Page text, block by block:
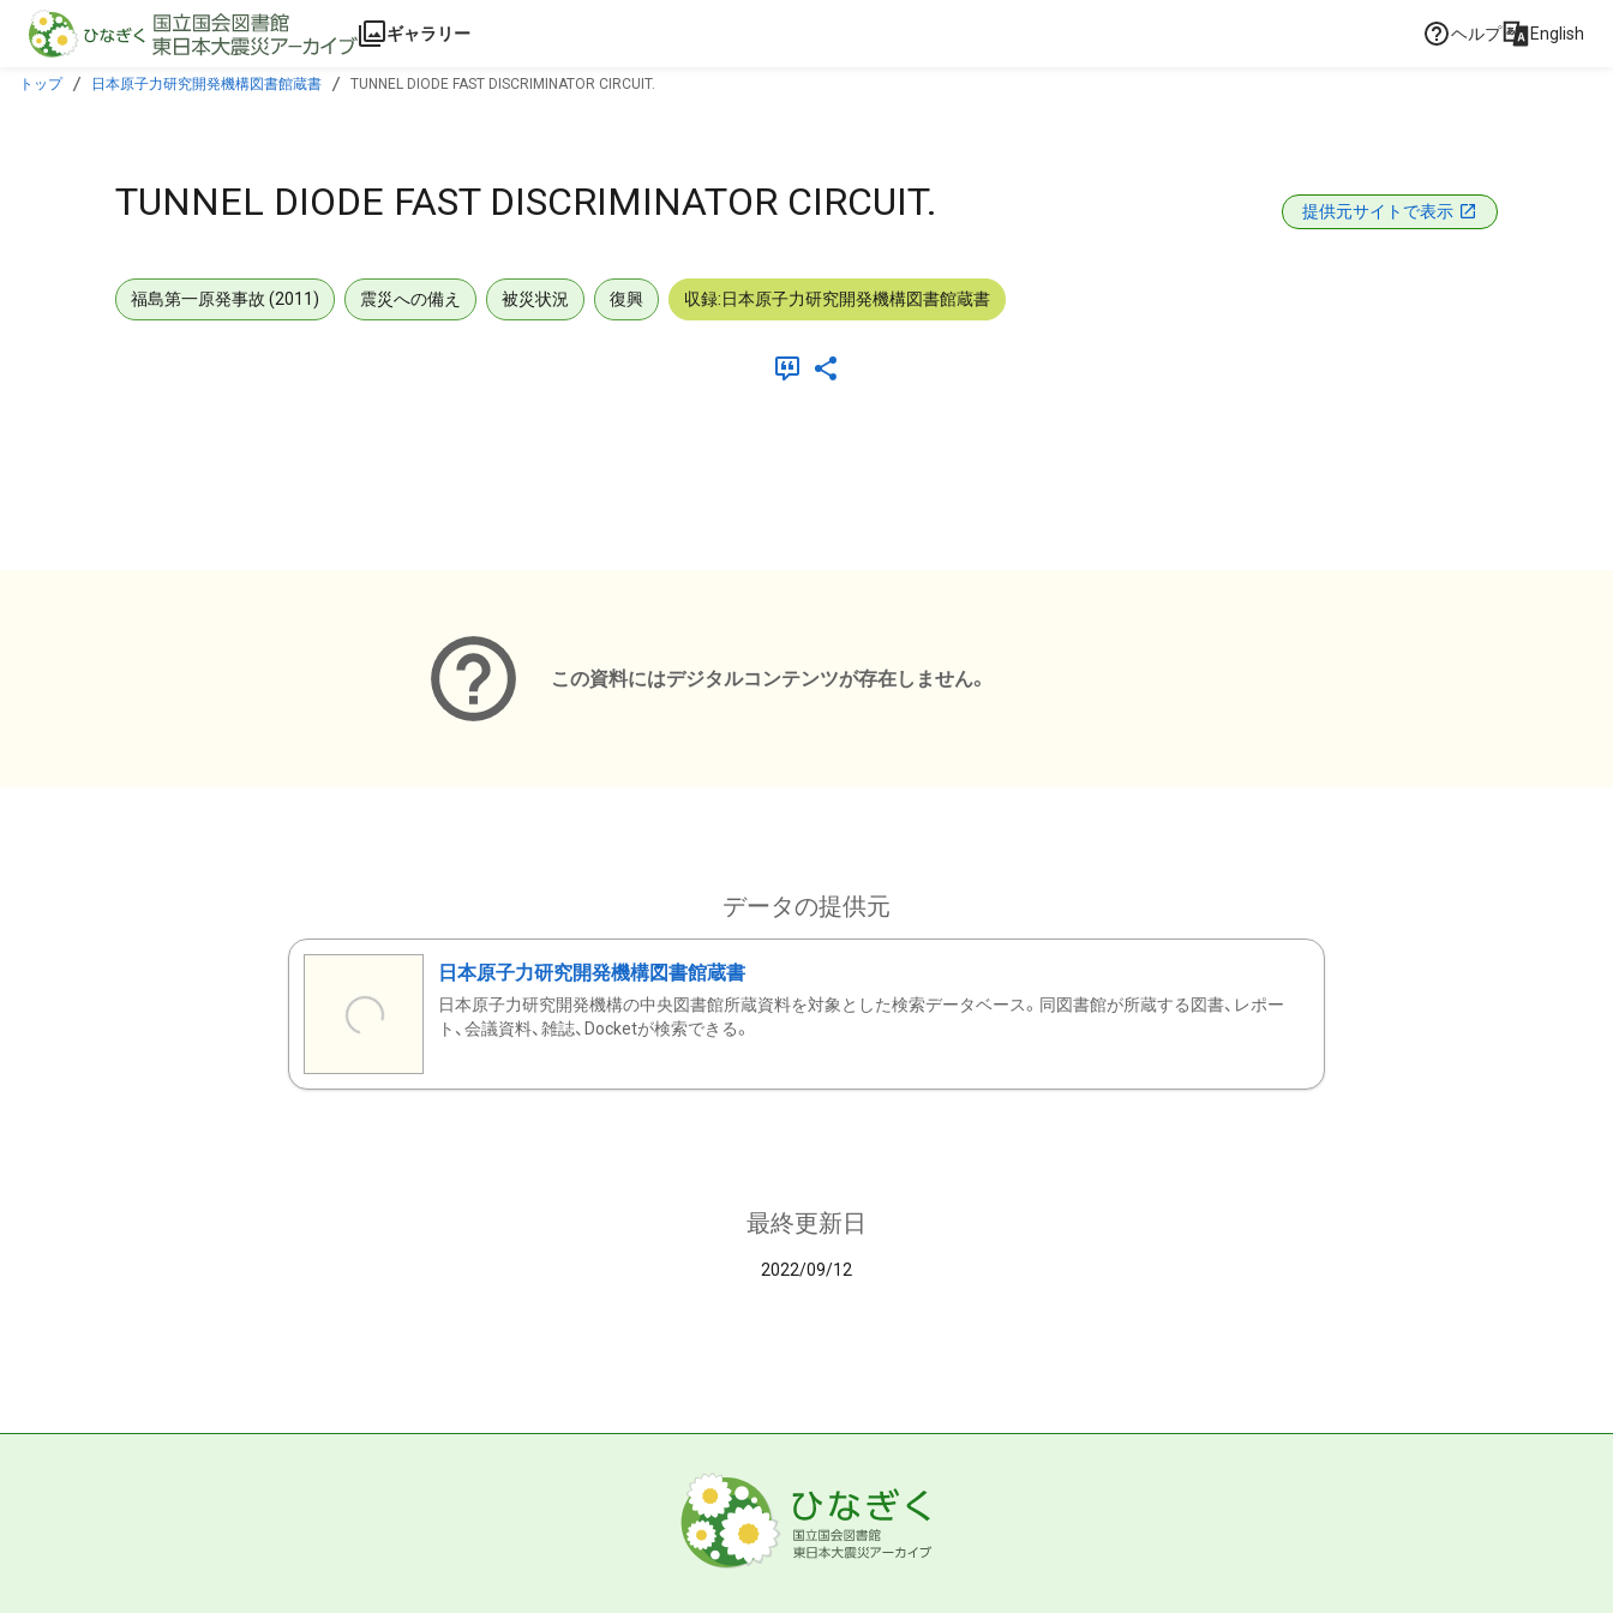
本文に飛ぶ
ギャラリー ヘルプ English
トップ 日本原子力研究開発機構図書館蔵書 TUNNEL DIODE FAST DISCRIMINATOR CIRCUIT.
TUNNEL DIODE FAST DISCRIMINATOR CIRCUIT. 提供元サイトで表示
福島第一原発事故 (2011) 震災への備え 被災状況 復興 収録:日本原子力研究開発機構図書館蔵書
この資料にはデジタルコンテンツが存在しません。
データの提供元
日本原子力研究開発機構図書館蔵書
日本原子力研究開発機構の中央図書館所蔵資料を対象とした検索データベース。同図書館が所蔵する図書、レポー
ト、会議資料、雑誌、Docketが検索できる。
最終更新日
2022/09/12